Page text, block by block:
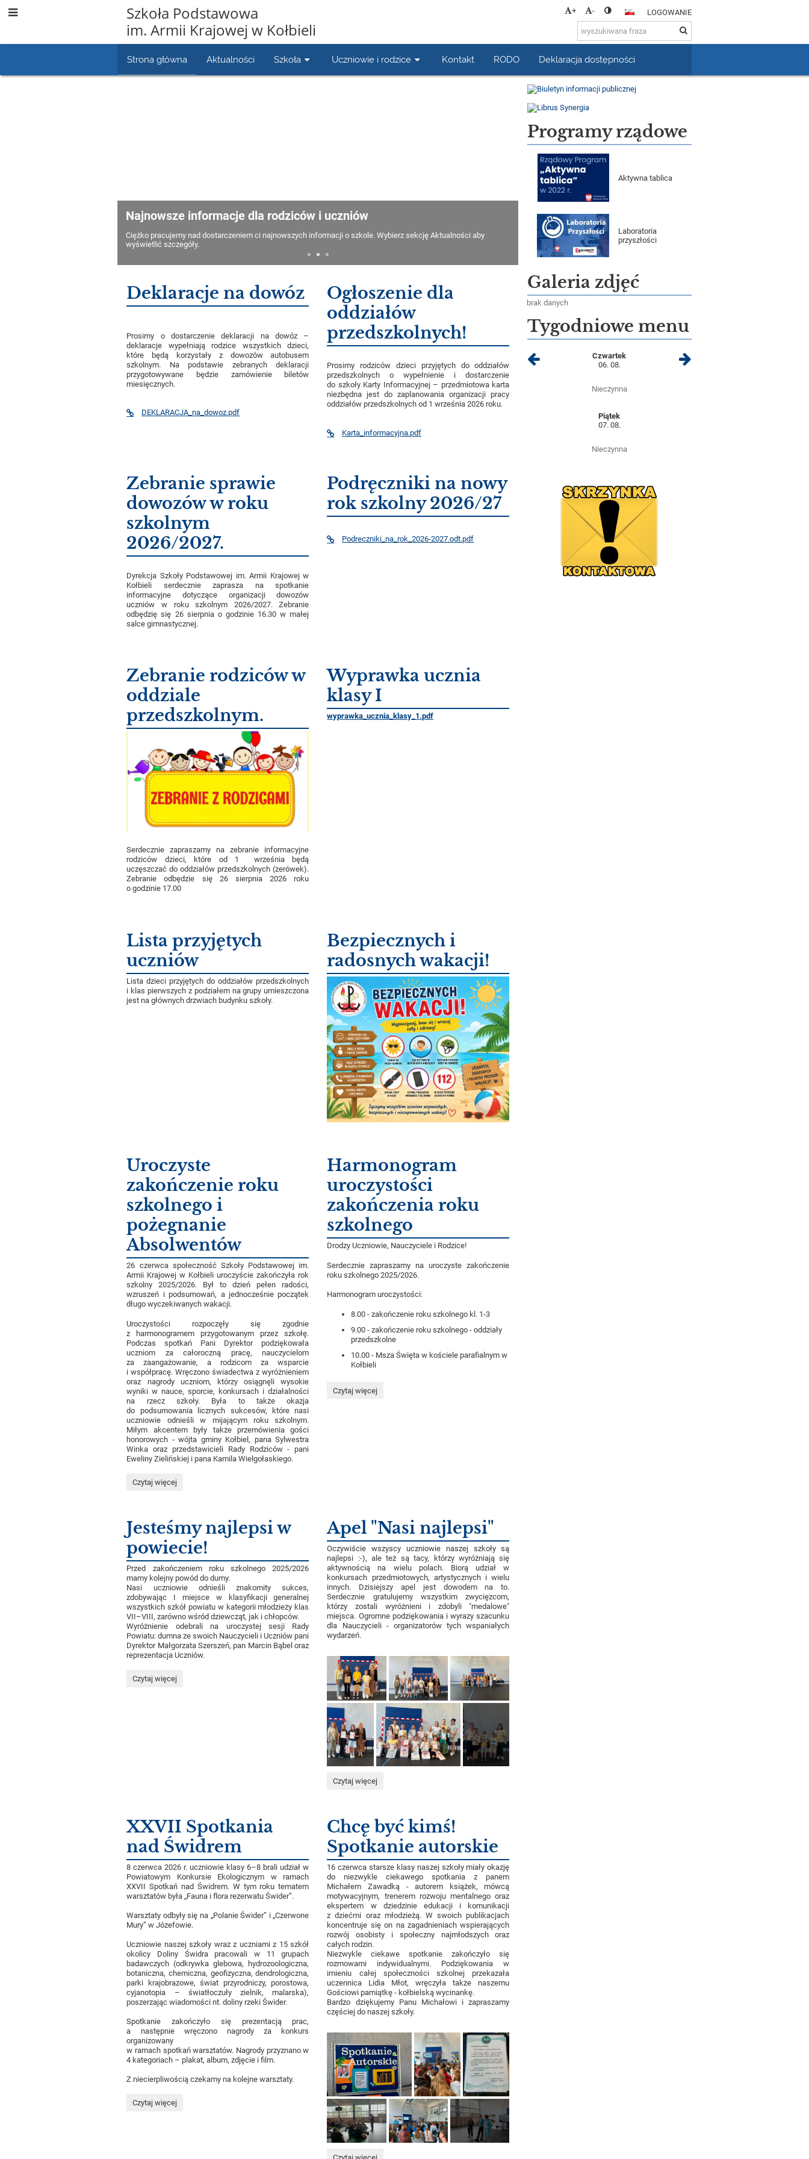
Szkoła Podstawowa
im. Armii Krajowej w Kołbieli
+ - LOGOWANIE
Strona główna Aktualności Szkoła Uczniowie i rodzice Kontakt RODO Deklaracja dostępności
Najnowsze informacje dla rodziców i uczniów
Ciężko pracujemy nad dostarczeniem ci najnowszych informacji o szkole. Wybierz sekcję Aktualności aby
wyświetlić szczegóły.
Deklaracje na dowóz
Prosimy o dostarczenie deklaracji na dowóz –
deklaracje wypełniają rodzice wszystkich dzieci,
które będą korzystały z dowozów autobusem
szkolnym. Na podstawie zebranych deklaracji
przygotowywane będzie zamówienie biletów
miesięcznych.
DEKLARACJA_na_dowoz.pdf
Ogłoszenie dla
oddziałów
przedszkolnych!
Prosimy rodziców dzieci przyjętych do oddziałów
przedszkolnych o wypełnienie i dostarczenie
do szkoły Karty Informacyjnej – przedmiotowa karta
niezbędna jest do zaplanowania organizacji pracy
oddziałów przedszkolnych od 1 września 2026 roku.
Karta_informacyjna.pdf
Zebranie sprawie
dowozów w roku
szkolnym
2026/2027.
Dyrekcja Szkoły Podstawowej im. Armii Krajowej w
Kołbieli serdecznie zaprasza na spotkanie
informacyjne dotyczące organizacji dowozów
uczniów w roku szkolnym 2026/2027. Zebranie
odbędzię się 26 sierpnia o godzinie 16.30 w małej
salce gimnastycznej.
Podręczniki na nowy
rok szkolny 2026/27
Podreczniki_na_rok_2026-2027.odt.pdf
Zebranie rodziców w
oddziale
przedszkolnym.
Serdecznie zapraszamy na zebranie informacyjne
rodziców dzieci, które od 1 września będą
uczęszczać do oddziałów przedszkolnych (zerówek).
Zebranie odbędzie się 26 sierpnia 2026 roku
o godzinie 17.00
Wyprawka ucznia
klasy I
wyprawka_ucznia_klasy_1.pdf
Lista przyjętych
uczniów
Lista dzieci przyjętych do oddziałów przedszkolnych
i klas pierwszych z podziałem na grupy umieszczona
jest na głównych drzwiach budynku szkoły.
Bezpiecznych i
radosnych wakacji!
Uroczyste
zakończenie roku
szkolnego i
pożegnanie
Absolwentów
26 czerwca społeczność Szkoły Podstawowej im.
Armii Krajowej w Kołbieli uroczyście zakończyła rok
szkolny 2025/2026. Był to dzień pełen radości,
wzruszeń i podsumowań, a jednocześnie początek
długo wyczekiwanych wakacji.
Uroczystości rozpoczęły się zgodnie
z harmonogramem przygotowanym przez szkołę.
Podczas spotkań Pani Dyrektor podziękowała
uczniom za całoroczną pracę, nauczycielom
za zaangażowanie, a rodzicom za wsparcie
i współpracę. Wręczono świadectwa z wyróżnieniem
oraz nagrody uczniom, którzy osiągnęli wysokie
wyniki w nauce, sporcie, konkursach i działalności
na rzecz szkoły. Była to także okazja
do podsumowania licznych sukcesów, które nasi
uczniowie odnieśli w mijającym roku szkolnym.
Miłym akcentem były także przemówienia gości
honorowych - wójta gminy Kołbiel, pana Sylwestra
Winka oraz przedstawicieli Rady Rodziców - pani
Eweliny Zielińskiej i pana Kamila Wielgołaskiego.
Uroczyste
pożegnanie
Absolwentów:
Czytaj więcej
Harmonogram
uroczystości
zakończenia roku
szkolnego
Drodzy Uczniowie, Nauczyciele i Rodzice!
Serdecznie zapraszamy na uroczyste zakończenie
roku szkolnego 2025/2026.
Harmonogram uroczystości:
8.00 - zakończenie roku szkolnego kl. 1-3
9.00 - zakończenie roku szkolnego - oddziały
przedszkolne
10.00 - Msza Święta w kościele parafialnym w
Kołbieli
Harmonogram
Czytaj więcej
Jesteśmy najlepsi w
powiecie!
Przed zakończeniem roku szkolnego 2025/2026
mamy kolejny powód do dumy.
Nasi uczniowie odnieśli znakomity sukces,
zdobywając I miejsce w klasyfikacji generalnej
wszystkich szkół powiatu w kategorii młodzieży klas
VII–VIII, zarówno wśród dziewcząt, jak i chłopców.
Wyróżnienie odebrali na uroczystej sesji Rady
Powiatu: dumna ze swoich Nauczycieli i Uczniów pani
Dyrektor Małgorzata Szerszeń, pan Marcin Bąbel oraz
reprezentacja Uczniów.
Jesteśmy
Czytaj więcej
Apel "Nasi najlepsi"
Oczywiście wszyscy uczniowie naszej szkoły są
najlepsi :-), ale też są tacy, którzy wyróżniają się
aktywnością na wielu polach. Biorą udział w
konkursach przedmiotowych, artystycznych i wielu
innych. Dzisiejszy apel jest dowodem na to.
Serdecznie gratulujemy wszystkim zwycięzcom,
którzy zostali wyróżnieni i zdobyli "medalowe"
miejsca. Ogromne podziękowania i wyrazy szacunku
dla Nauczycieli - organizatorów tych wspaniałych
wydarzeń.
Apel
Czytaj więcej
XXVII Spotkania
nad Świdrem
8 czerwca 2026 r. uczniowie klasy 6–8 brali udział w
Powiatowym Konkursie Ekologicznym w ramach
XXVII Spotkań nad Świdrem. W tym roku tematem
warsztatów była „Fauna i flora rezerwatu Świder”.
Warsztaty odbyły się na „Polanie Świder” i „Czerwone
Mury” w Józefowie.
Uczniowie naszej szkoły wraz z uczniami z 15 szkół
okolicy Doliny Świdra pracowali w 11 grupach
badawczych (odkrywka glebowa, hydrozoologiczna,
botaniczna, chemiczna, geofizyczna, dendrologiczna,
parki krajobrazowe, świat przyrodniczy, porostowa,
cyjanotopia – światłoczuły zielnik, malarska),
poszerzając wiadomości nt. doliny rzeki Świder.
Spotkanie zakończyło się prezentacją prac,
a następnie wręczono nagrody za konkurs
organizowany
w ramach spotkań warsztatów. Nagrody przyznano w
4 kategoriach – plakat, album, zdjęcie i film.
Z niecierpliwością czekamy na kolejne warsztaty.
XXVII
Czytaj więcej
Chcę być kimś!
Spotkanie autorskie
16 czerwca starsze klasy naszej szkoły miały okazję
do niezwykle ciekawego spotkania z panem
Michałem Zawadką - autorem książek, mówcą
motywacyjnym, trenerem rozwoju mentalnego oraz
ekspertem w dziedzinie edukacji i komunikacji
z dziećmi oraz młodzieżą. W swoich publikacjach
koncentruje się on na zagadnieniach wspierających
rozwój osobisty i społeczny najmłodszych oraz
całych rodzin.
Niezwykle ciekawe spotkanie zakończyło się
rozmowami indywidualnymi. Podziękowania w
imieniu całej społeczności szkolnej przekazała
uczennica Lidia Młot, wręczyła także naszemu
Gościowi pamiątkę - kołbielską wycinankę.
Bardzo dziękujemy Panu Michałowi i zapraszamy
częściej do naszej szkoły.
Chcę
Programy rządowe
Aktywna tablica
Laboratoria
przyszłości
Galeria zdjęć
brak danych
Tygodniowe menu
Czwartek
06. 08.
Nieczynna
Piątek
07. 08.
Nieczynna